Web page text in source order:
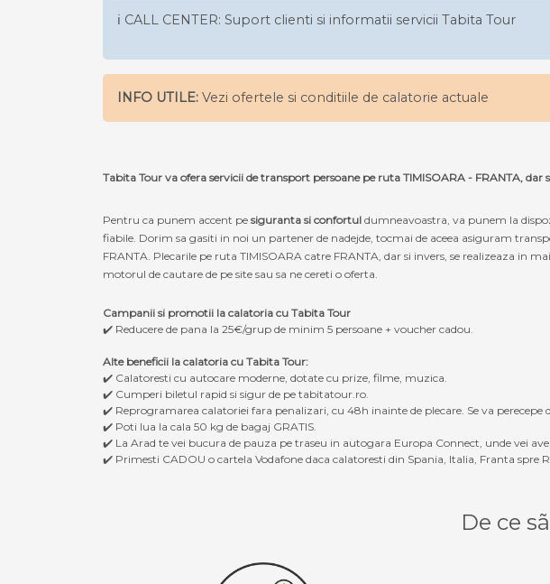
ℹ️ CALL CENTER: Suport clienti si informatii servicii Tabita Tour
INFO UTILE: Vezi ofertele si conditiile de calatorie actuale
Tabita Tour va ofera servicii de transport persoane pe ruta TIMISOARA - FRANTA, dar
Pentru ca punem accent pe siguranta si confortul dumneavoastra, va punem la
fiabile. Dorim sa gasiti in noi un partener de nadejde, tocmai de aceea asiguram
FRANTA. Plecarile pe ruta TIMISOARA catre FRANTA, dar si invers, se realizeaza
motorul de cautare de pe site sau sa ne cereti o oferta.
Campanii si promotii la calatoria cu Tabita Tour
✔️ Reducere de pana la 25€/grup de minim 5 persoane + voucher cadou.
Alte beneficii la calatoria cu Tabita Tour:
✔️ Calatoresti cu autocare moderne, dotate cu prize, filme, muzica.
✔️ Cumperi biletul rapid si sigur de pe tabitatour.ro.
✔️ Reprogramarea calatoriei fara penalizari, cu 48h inainte de plecare. Se va perecepe
✔️ Poti lua la cala 50 kg de bagaj GRATIS.
✔️ La Arad te vei bucura de pauza pe traseu in autogara Europa Connect, unde vei
✔️ Primesti CADOU o cartela Vodafone daca calatoresti din Spania, Italia, Franta spre
De ce